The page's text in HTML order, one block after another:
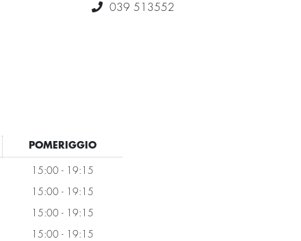
039 513552
POMERIGGIO
15:00 - 19:15
15:00 - 19:15
15:00 - 19:15
15:00 - 19:15